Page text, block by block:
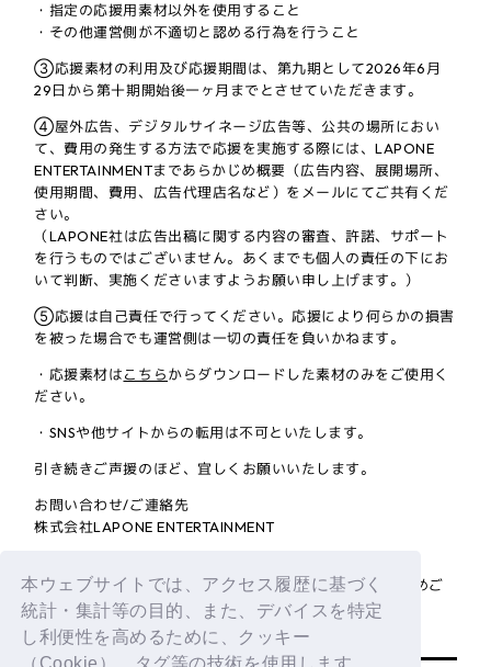
本ウェブサイトでは、アクセス履歴に基づく
統計・集計等の目的、また、デバイスを特定
し利便性を高めるために、クッキー
・指定の応援用素材以外を使用すること
・その他運営側が不適切と認める行為を行うこと
③応援素材の利用及び応援期間は、第九期として2026年6月
29日から第十期開始後一ヶ月までとさせていただきます。
④屋外広告、デジタルサイネージ広告等、公共の場所におい
て、費用の発生する方法で応援を実施する際には、LAPONE
ENTERTAINMENTまであらかじめ概要（広告内容、展開場所、
使用期間、費用、広告代理店名など）をメールにてご共有くだ
さい。
（LAPONE社は広告出稿に関する内容の審査、許諾、サポート
を行うものではございません。あくまでも個人の責任の下にお
いて判断、実施くださいますようお願い申し上げます。）
⑤応援は自己責任で行ってください。応援により何らかの損害
を被った場合でも運営側は一切の責任を負いかねます。
・応援素材はこちらからダウンロードした素材のみをご使用く
ださい。
・SNSや他サイトからの転用は不可といたします。
引き続きご声援のほど、宜しくお願いいたします。
お問い合わせ/ご連絡先
株式会社LAPONE ENTERTAINMENT
※全てのお問い合わせにお答えすることはできません。予めご
了承ください。
BACK